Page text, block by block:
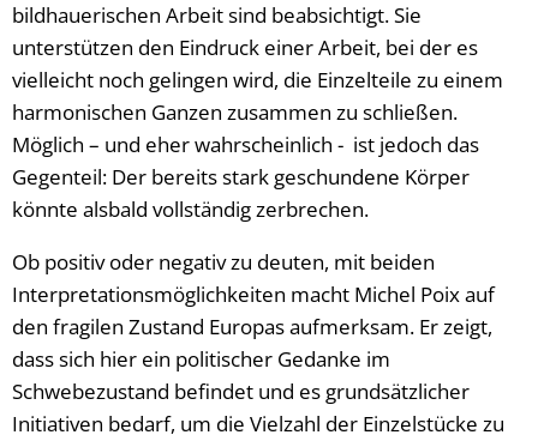
bildhauerischen Arbeit sind beabsichtigt. Sie
unterstützen den Eindruck einer Arbeit, bei der es
vielleicht noch gelingen wird, die Einzelteile zu einem
harmonischen Ganzen zusammen zu schließen.
Möglich – und eher wahrscheinlich - ist jedoch das
Gegenteil: Der bereits stark geschundene Körper
könnte alsbald vollständig zerbrechen.
Ob positiv oder negativ zu deuten, mit beiden
Interpretationsmöglichkeiten macht Michel Poix auf
den fragilen Zustand Europas aufmerksam. Er zeigt,
dass sich hier ein politischer Gedanke im
Schwebezustand befindet und es grundsätzlicher
Initiativen bedarf, um die Vielzahl der Einzelstücke zu